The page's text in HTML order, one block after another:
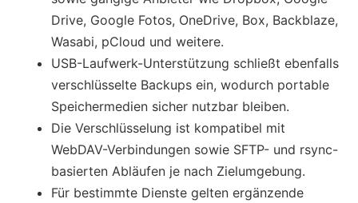
Drive, Google Fotos, OneDrive, Box, Backblaze,
Wasabi, pCloud und weitere.
USB-Laufwerk-Unterstützung schließt ebenfalls
verschlüsselte Backups ein, wodurch portable
Speichermedien sicher nutzbar bleiben.
Die Verschlüsselung ist kompatibel mit
WebDAV-Verbindungen sowie SFTP- und rsync-
basierten Abläufen je nach Zielumgebung.
Für bestimmte Dienste gelten ergänzende